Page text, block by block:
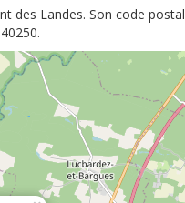
des Landes. Son code postal